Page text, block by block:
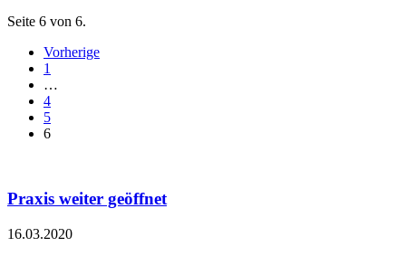
Seite 6 von 6.
Vorherige
1
…
4
5
6
Praxis weiter geöffnet
16.03.2020